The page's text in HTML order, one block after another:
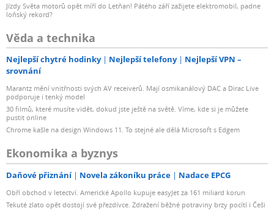
Jízdy Světa motorů opět míří do Letňan! Pátého září zažijete elektromobil, padne
loňský rekord?
Věda a technika
Nejlepší chytré hodinky Nejlepší telefony
Nejlepší VPN –
srovnání
Marantz mění vnitřnosti svých AV receiverů. Mají osmikanálový DAC a Dirac Live
podporuje i tenký model
30 filmů, které musíte vidět, dokud jste ještě na světě. Víme, kde si je můžete
pustit online
Chrome kašle na design Windows 11. To stejné ale dělá Microsoft s Edgem
Ekonomika a byznys
Daňové přiznání Novela zákoníku práce Nadace EPCG
Obří obchod v letectví. Americké Apollo kupuje easyJet za 161 miliard korun
Tekuté zlato opět dostojí své přezdívce. Zdražení běžné potraviny brzy pocítí i Češi